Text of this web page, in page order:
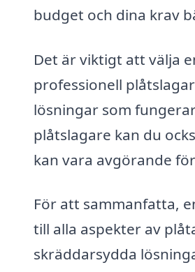
budget och dina krav
Det är viktigt att välja
professionell
lösningar som
plåtslagare kan du
kan vara avgörande
För att sammanfatta,
till alla aspekter av
skräddarsydda